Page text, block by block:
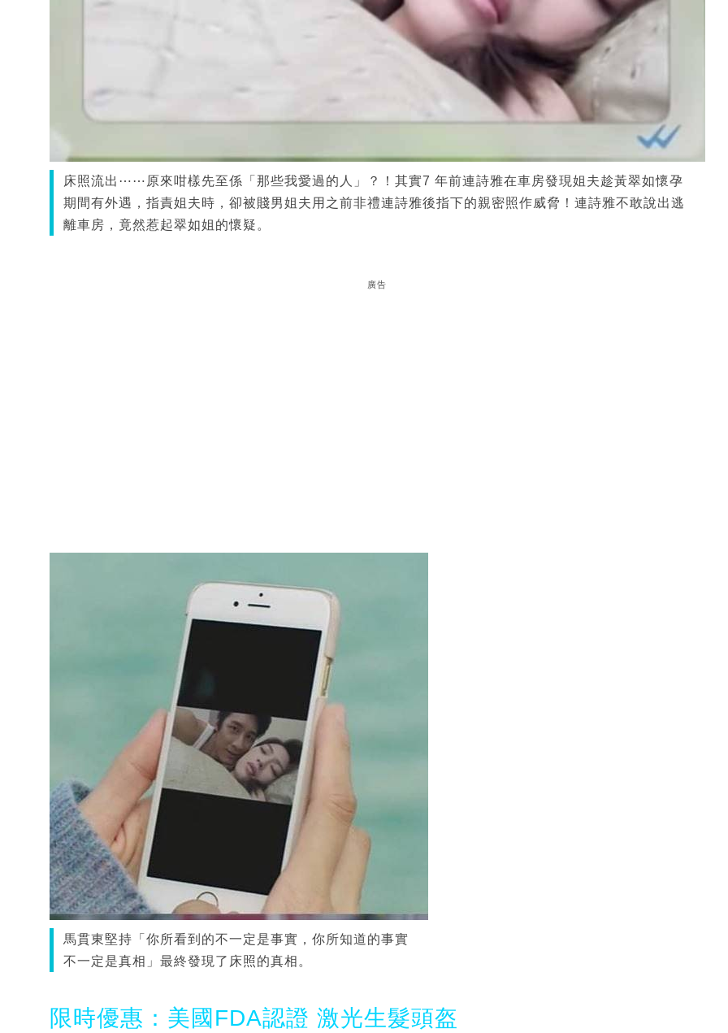
床照流出⋯⋯原來咁樣先至係「那些我愛過的人」？！其實7 年前連詩雅在車房發現姐夫趁黃翠如懷孕
期間有外遇，指責姐夫時，卻被賤男姐夫用之前非禮連詩雅後指下的親密照作威脅！連詩雅不敢說出逃
離車房，竟然惹起翠如姐的懷疑。
廣告
馬貫東堅持「你所看到的不一定是事實，你所知道的事實
不一定是真相」最終發現了床照的真相。
限時優惠：美國FDA認證 激光生髮頭盔